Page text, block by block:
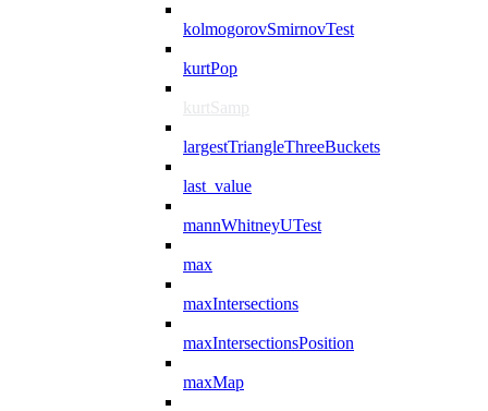
kolmogorovSmirnovTest
kurtPop
kurtSamp
largestTriangleThreeBuckets
last_value
mannWhitneyUTest
max
maxIntersections
maxIntersectionsPosition
maxMap